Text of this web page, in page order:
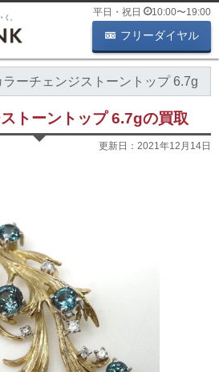
平日・祝日 10:00〜19:00
フリーダイヤル
ラーチェンジストーントップ 6.7g
トーントップ 6.7gの買取
更新日： 2021年12月14日